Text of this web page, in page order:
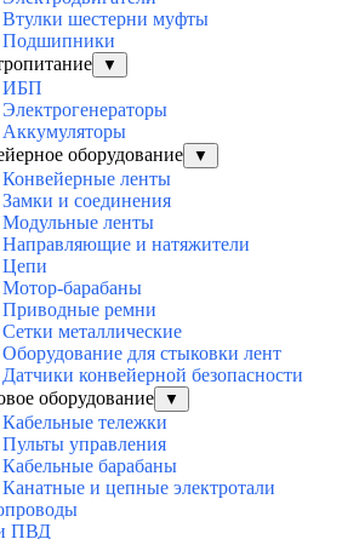
Втулки шестерни муфты
Подшипники
▼
ИБП
Электрогенераторы
Аккумуляторы
оборудование
▼
Конвейерные ленты
Замки и соединения
Модульные ленты
Направляющие и натяжители
Цепи
Мотор-барабаны
Приводные ремни
Сетки металлические
Оборудование для стыковки лент
Датчики конвейерной безопасности
оборудование
▼
Кабельные тележки
Пульты управления
Кабельные барабаны
Канатные и цепные электротали
ПВД